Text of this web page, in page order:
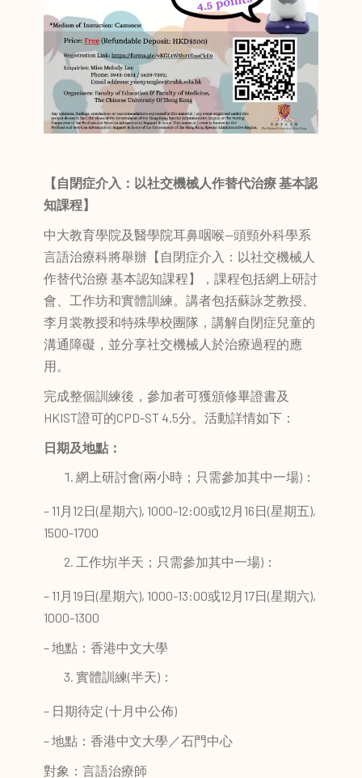
【自閉症介入：以社交機械人作替代治療基本認
知課程】
中大教育學院及醫學院耳鼻咽喉—頭頸外科學系
言語治療科將舉辦【自閉症介入：以社交機械人
作替代治療 基本認知課程】，課程包括網上研討
會、工作坊和實體訓練。講者包括蘇詠芝教授、
李月裳教授和特殊學校團隊，講解自閉症兒童的
溝通障礙，並分享社交機械人於治療過程的應
用。
完成整個訓練後，參加者可獲頒修畢證書及
HKIST證可的CPD-ST 4.5分。活動詳情如下：
日期及地點：
網上研討會(兩小時；只需參加其中一場)：
– 11月12日(星期六), 1000-12:00或12月16日(星期五),
1500-1700
工作坊(半天；只需參加其中一場)：
– 11月19日(星期六), 1000-13:00或12月17日(星期六),
1000-1300
– 地點：香港中文大學
實體訓練(半天)：
– 日期待定 (十月中公佈)
– 地點：香港中文大學／石門中心
對象：言語治療師